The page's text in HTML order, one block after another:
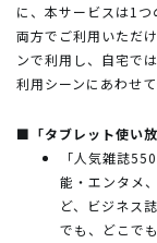
に、本サービスは1
両方でご利用いただ
ンで利用し、自宅で
利用シーンにあわせ
■「タブレット使い
「人気雑誌
能・エンタメ
ど、ビジネス
でも、どこで